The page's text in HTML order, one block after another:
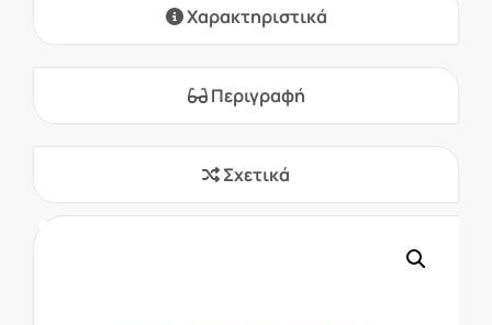
Χαρακτηριστικά
Περιγραφή
Σχετικά